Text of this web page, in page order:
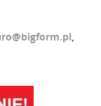
,